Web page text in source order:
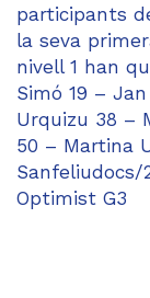
participants
la seva
nivell 1 han
Simó 19 –
Urquizu 38 –
50 – Martina
Sanfeliudocs/
Optimist G3